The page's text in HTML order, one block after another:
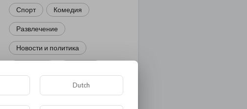
Спорт Комедия
Развлечение
Новости и политика
ЖКХ
История Медицина
Dutch